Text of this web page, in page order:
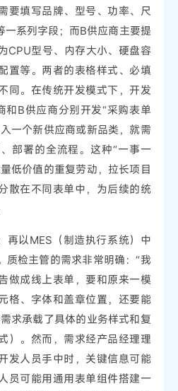
要填写品牌、型号、功率、尺
一系列字段；而B供应商主要提
CPU型号、内存大小、硬盘容
置等。两者的表格样式、必填
同。在传统开发模式下，开发
和B供应商分别开发“采购表单
一个新供应商或新品类，就需
部署的全流程。这种“一事一
低价值的重复劳动，拉长项目
散在不同表单中，为后续的统
再以MES（制造执行系统）中
质检主管的需求非常明确：“我
做成线上表单，要和原来一模
格、字体和盖章位置，还要能
求承载了具体的业务样式和复
）。然而，需求经产品经理理
发人员手中时，关键信息可能
员可能用通用表单组件搭建一